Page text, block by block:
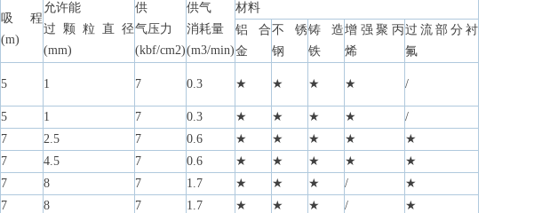
吸程
(m)
允许能
过颗粒直径
(mm)
供
气压力
(kbf/cm2)
供气
消耗量
(m3/min)
材料
铝合
金
不锈
钢
铸造
铁
增强聚丙
烯
过流部分衬
氟
5 1 7 0.3 ★ ★ ★ ★ /
5 1 7 0.3 ★ ★ ★ ★
/
7 2.5 7 0.6 ★ ★ ★ ★
★
7 4.5 7 0.6 ★ ★ ★ ★
★
7 8 7 1.7 ★ ★ ★ /
★
7 8 7 1.7 ★ ★ ★ /
★